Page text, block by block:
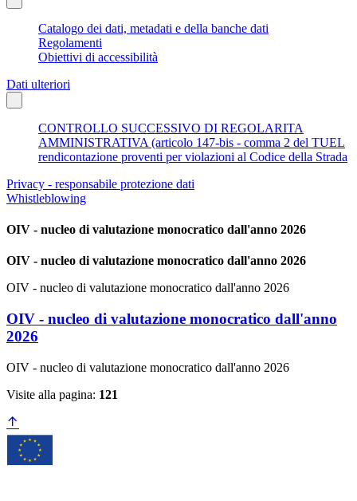
Catalogo dei dati, metadati e della banche dati
Regolamenti
Obiettivi di accessibilità
Dati ulteriori
CONTROLLO SUCCESSIVO DI REGOLARITA
AMMINISTRATIVA (articolo 147-bis - comma 2 del TUEL
rendicontazione proventi per violazioni al Codice della Strada
Privacy - responsabile protezione dati
Whistleblowing
OIV - nucleo di valutazione monocratico dall'anno 2026
OIV - nucleo di valutazione monocratico dall'anno 2026
OIV - nucleo di valutazione monocratico dall'anno 2026
OIV - nucleo di valutazione monocratico dall'anno
2026
OIV - nucleo di valutazione monocratico dall'anno 2026
Visite alla pagina: 121